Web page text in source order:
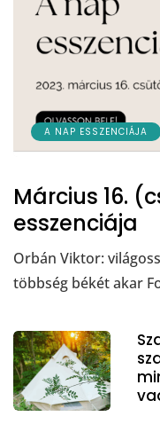
A NAP ESSZENCIÁJA
Március 16.
esszenciája
Orbán Viktor:
többség békét akar